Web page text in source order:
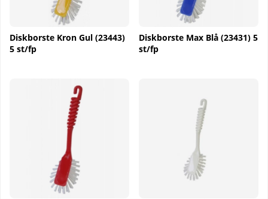
Diskborste Kron Gul (23443)
5 st/fp
Diskborste Max Blå (23431) 5
st/fp